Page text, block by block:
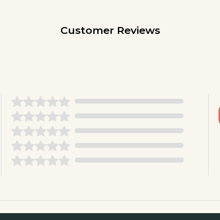
Customer Reviews